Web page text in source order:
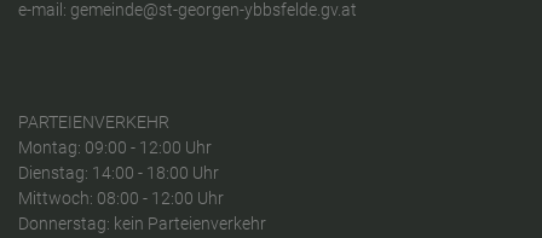
e-mail: gemeinde@st-georgen-ybbsfelde.gv.at
PARTEIENVERKEHR
Montag: 09:00 - 12:00 Uhr
Dienstag: 14:00 - 18:00 Uhr
Mittwoch: 08:00 - 12:00 Uhr
Donnerstag: kein Parteienverkehr